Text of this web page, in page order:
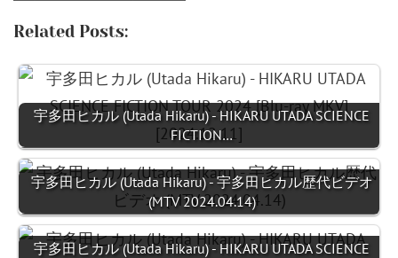
Related Posts:
宇多田ヒカル (Utada Hikaru) - HIKARU UTADA SCIENCE
FICTION…
宇多田ヒカル (Utada Hikaru) - 宇多田ヒカル歴代ビデオ
(MTV 2024.04.14)
宇多田ヒカル (Utada Hikaru) - HIKARU UTADA SCIENCE